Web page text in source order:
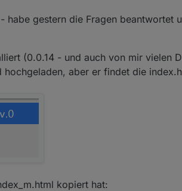
O&M provider, manufacturer or distributor?
api?
ich Privat bin und iobroker nutzen möchte?
gestern die Fragen beantwortet
(0.0.14 - und auch von mir vielen
aber er findet die
kopiert hat: